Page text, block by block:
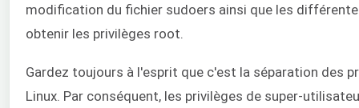
modification du fichier sudoers ainsi que les
obtenir les privilèges root.
Gardez toujours à l'esprit que c'est la séparation des
Linux. Par conséquent, les privilèges de super-